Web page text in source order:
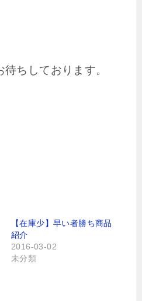
ちしております。
【在庫少】早い者勝ち商品
紹介
2016-03-02
未分類